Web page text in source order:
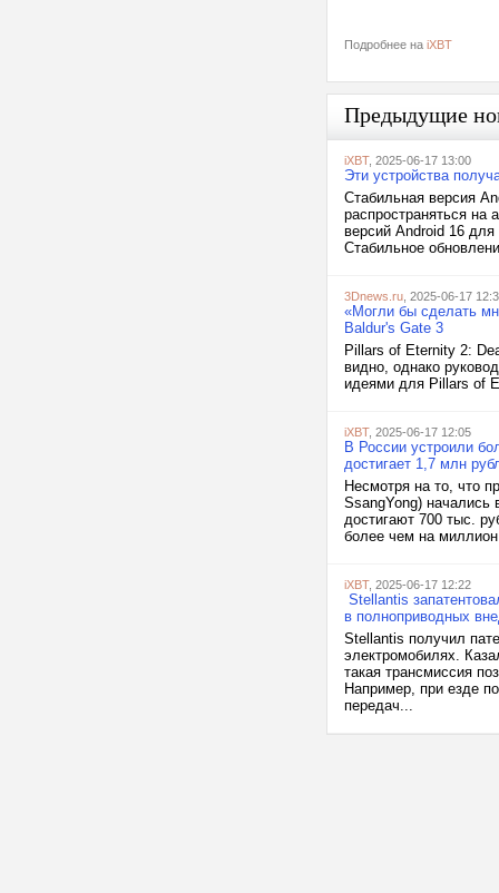
Подробнее на iXBT
Предыдущие
iXBT, 2025-06-17 13:00
Эти устройства
Стабильная версия
распространяться на
версий Android 16 для
Стабильное
3Dnews.ru , 2025-06-17
«Могли бы сделать
Baldur's Gate 3
Pillars of Eternity 2:
видно, однако
идеями для Pillars of
iXBT, 2025-06-17 12:05
В России устроили
достигает 1,7 млн
Несмотря на то, что
SsangYong) начались
достигают 700 тыс.
более чем на
iXBT, 2025-06-17 12:22
Stellantis
в полноприводных
Stellantis получил
электромобилях.
такая трансмиссия
Например, при езде
передач...